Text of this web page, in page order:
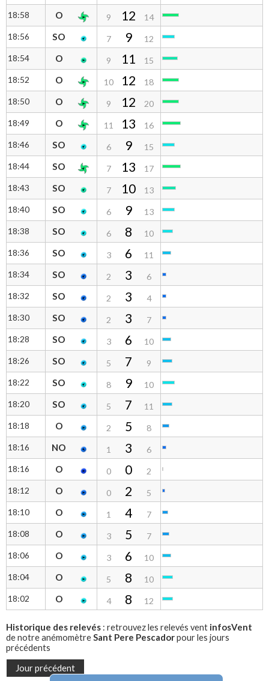
18:58
O 9 12
14
18:56
SO 7 9
12
18:54
O 9 11
15
18:52
O 10 12
18
18:50
O 9 12
20
18:49
O 11 13
16
18:46
SO 6 9
15
18:44
SO 7 13
17
18:43
SO 7 10
13
18:40
SO 6 9
13
18:38
SO 6 8
10
18:36
SO 3 6
11
18:34
SO 2 3
6
18:32
SO 2 3
4
18:30
SO 2 3
7
18:28
SO 3 6
10
18:26
SO 5 7
9
18:22
SO 8 9
10
18:20
SO 5 7
11
18:18
O 2 5
8
18:16
NO 1 3
6
18:16
O 0 0
2
18:12
O 0 2
5
18:10
O 1 4
7
18:08
O 3 5
7
18:06
O 3 6
10
18:04
O 5 8
10
18:02
O 4 8 12
Historique des relevés : retrouvez les relevés vent infosVent
de notre anémomètreSant Pere Pescadorpour les jours
précédents
Jour précédent